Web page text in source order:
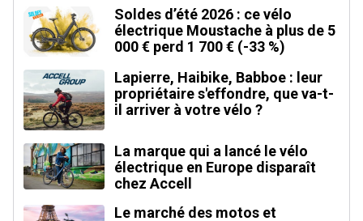
Soldes d’été 2026 : ce vélo
électrique Moustache à plus de 5
000 € perd 1 700 € (-33 %)
Lapierre, Haibike, Babboe : leur
propriétaire s'effondre, que va-t-
il arriver à votre vélo ?
La marque qui a lancé le vélo
électrique en Europe disparaît
chez Accell
Le marché des motos et